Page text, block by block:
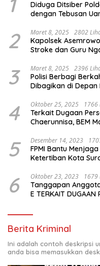
Diduga Ditsiber
dengan Tebusan
2 Maret 8, 2025 2802
Kapolsek
Stroke dan Guru
3 Maret 8, 2025 2396
Polisi Berbagi
Dibagikan di Depan
4 Oktober 25, 2025 1766
Terkait Dugaan
Chaerunnisa, BEM
5 Desember 14, 2023
FPMI Bantu
Ketertiban Kota
6 Oktober 23, 2023 1679
Tanggapan
E TERKAIT DUGAAN
Berita Kriminal
Ini adalah contoh deskripsi
anda bisa memasukkan